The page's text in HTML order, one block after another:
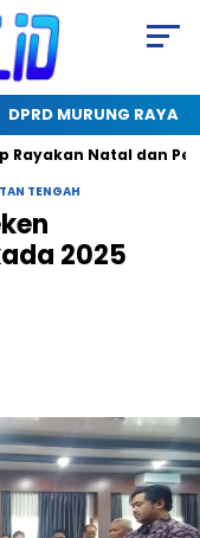
DPRD MURUNG RAYA
Rayakan Natal dan
TENGAH
2025